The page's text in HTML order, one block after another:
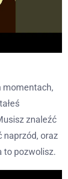
momentach,
znaleźć
naprzód, oraz
to pozwolisz.